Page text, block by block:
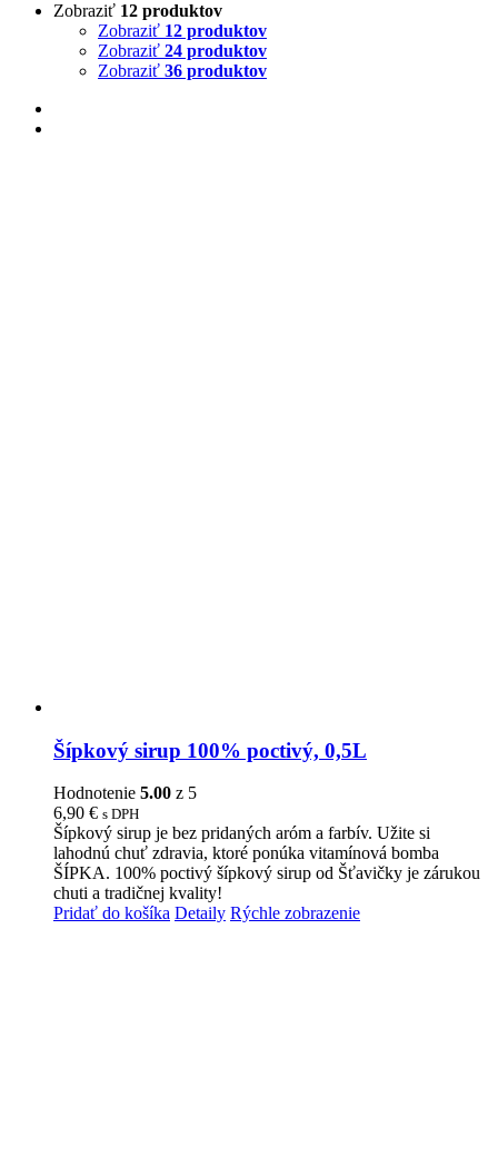
Zobraziť 12 produktov
Zobraziť 12 produktov
Zobraziť 24 produktov
Zobraziť 36 produktov
Šípkový sirup 100% poctivý, 0,5L
Hodnotenie 5.00 z 5
6,90 € s DPH
Šípkový sirup je bez pridaných aróm a farbív. Užite si
lahodnú chuť zdravia, ktoré ponúka vitamínová bomba
ŠÍPKA. 100% poctivý šípkový sirup od Šťavičky je zárukou
chuti a tradičnej kvality!
Pridať do košíka Detaily Rýchle zobrazenie